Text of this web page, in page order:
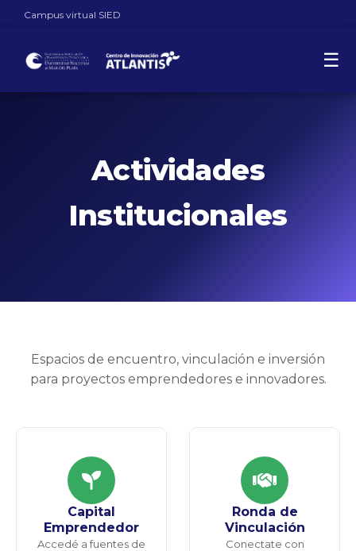
Campus virtual SIED
☰
Actividades
Institucionales
Espacios de encuentro, vinculación e inversión
para proyectos emprendedores e innovadores.
Capital
Emprendedor
Accedé a fuentes de
Ronda de
Vinculación
Conectate con